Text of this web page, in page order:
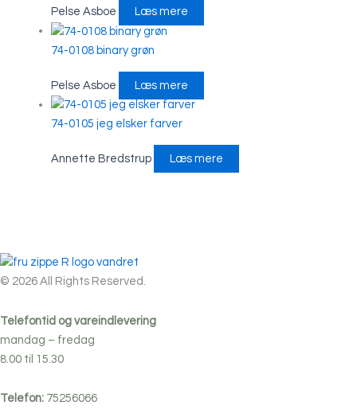
Pelse Asboe Læs mere
74-0108 binary grøn
Pelse Asboe Læs mere
74-0105 jeg elsker farver
Annette Bredstrup Læs mere
© 2026 All Rights Reserved.
Telefontid og vareindlevering
mandag – fredag
8.00 til 15.30
Telefon: 75256066